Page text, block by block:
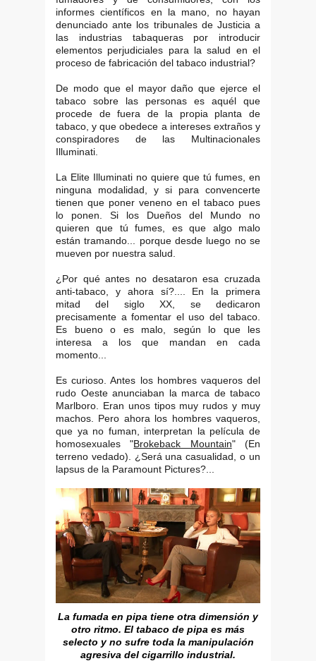
informes científicos en la mano, no hayan
denunciado ante los tribunales de Justicia a
las industrias tabaqueras por introducir
elementos perjudiciales para la salud en el
proceso de fabricación del tabaco industrial?
De modo que el mayor daño que ejerce el
tabaco sobre las personas es aquél que
procede de fuera de la propia planta de
tabaco, y que obedece a intereses extraños y
conspiradores de las Multinacionales
Illuminati.
La Elite Illuminati no quiere que tú fumes, en
ninguna modalidad, y si para convencerte
tienen que poner veneno en el tabaco pues
lo ponen. Si los Dueños del Mundo no
quieren que tú fumes, es que algo malo
están tramando... porque desde luego no se
mueven por nuestra salud.
¿Por qué antes no desataron esa cruzada
anti-tabaco, y ahora sí?.... En la primera
mitad del siglo XX, se dedicaron
precisamente a fomentar el uso del tabaco.
Es bueno o es malo, según lo que les
interesa a los que mandan en cada
momento...
Es curioso. Antes los hombres vaqueros del
rudo Oeste anunciaban la marca de tabaco
Marlboro. Eran unos tipos muy rudos y muy
machos. Pero ahora los hombres vaqueros,
que ya no fuman, interpretan la película de
homosexuales "Brokeback Mountain" (En
terreno vedado). ¿Será una casualidad, o un
lapsus de la Paramount Pictures?...
La fumada en pipa tiene otra dimensión y
otro ritmo. El tabaco de pipa es más
selecto y no sufre toda la manipulación
agresiva del cigarrillo industrial.